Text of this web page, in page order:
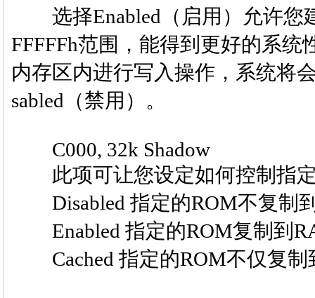
选择Enabled（启用）允许您
FFFFFh范围，能得到更好的系
内存区内进行写入操作，系统将
sabled（禁用）。
C000, 32k Shadow
此项可让您设定如何控制指定
Disabled 指定的ROM不复制
Enabled 指定的ROM复制到
Cached 指定的ROM不仅复制